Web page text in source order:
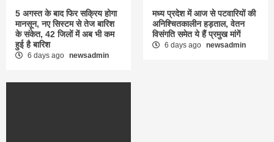
5 अगस्त के बाद फिर सक्रिय होगा
मानसून, नए सिस्टम से तेज बारिश
के संकेत, 42 जिलों में अब भी कम
हुई है बारिश
6 days ago newsadmin
मध्य प्रदेश में आज से पटवारियों की
अनिश्चितकालीन हड़ताल, वेतन
विसंगति समेत ये हैं प्रमुख मांगें
6 days ago newsadmin